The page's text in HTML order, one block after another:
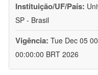
Instituição/UF/País:
SP - Brasil
Vigência: Tue Dec 05
00:00:00 BRT 2026